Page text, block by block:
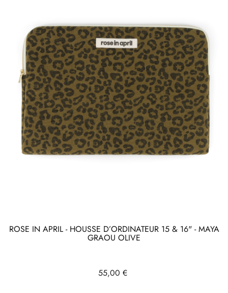
ROSE IN APRIL - HOUSSE D’ORDINATEUR 15 & 16" - MAYA
GRAOU OLIVE
Prix
55,00 €